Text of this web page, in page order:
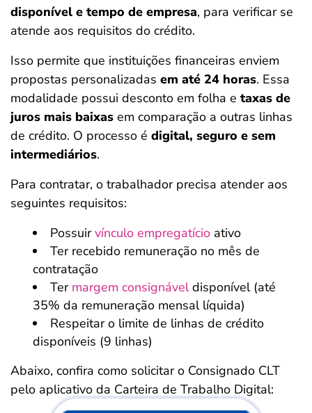
disponível e tempo de empresa, para verificar se
atende aos requisitos do crédito.
Isso permite que instituições financeiras enviem
propostas personalizadas em até 24 horas. Essa
modalidade possui desconto em folha e taxas de
juros mais baixas em comparação a outras linhas
de crédito. O processo é digital, seguro e sem
intermediários.
Para contratar, o trabalhador precisa atender aos
seguintes requisitos:
Possuirvínculo empregatício ativo
Ter recebido remuneração no mês de
contratação
Ter margem consignáveldisponível (até
35% da remuneração mensal líquida)
Respeitar o limite de linhas de crédito
disponíveis (9 linhas)
Abaixo, confira como solicitar o Consignado CLT
pelo aplicativo da Carteira de Trabalho Digital: